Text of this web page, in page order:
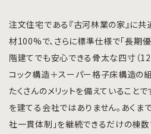
注文住宅である『古河林業の家』に共
材100%で、さらに標準仕様で「長期
階建てでも安心できる骨太な四寸（
コック構造＋スーパー格子床構造の
たくさんのメリットを備えていること
を建てる会社ではありません。あくま
社一貫体制」を継続できるだけの棟数